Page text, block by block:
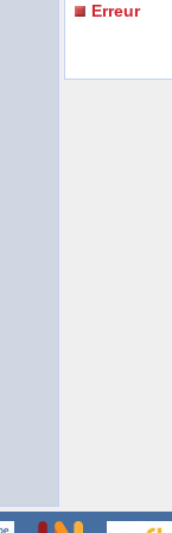
Erreur